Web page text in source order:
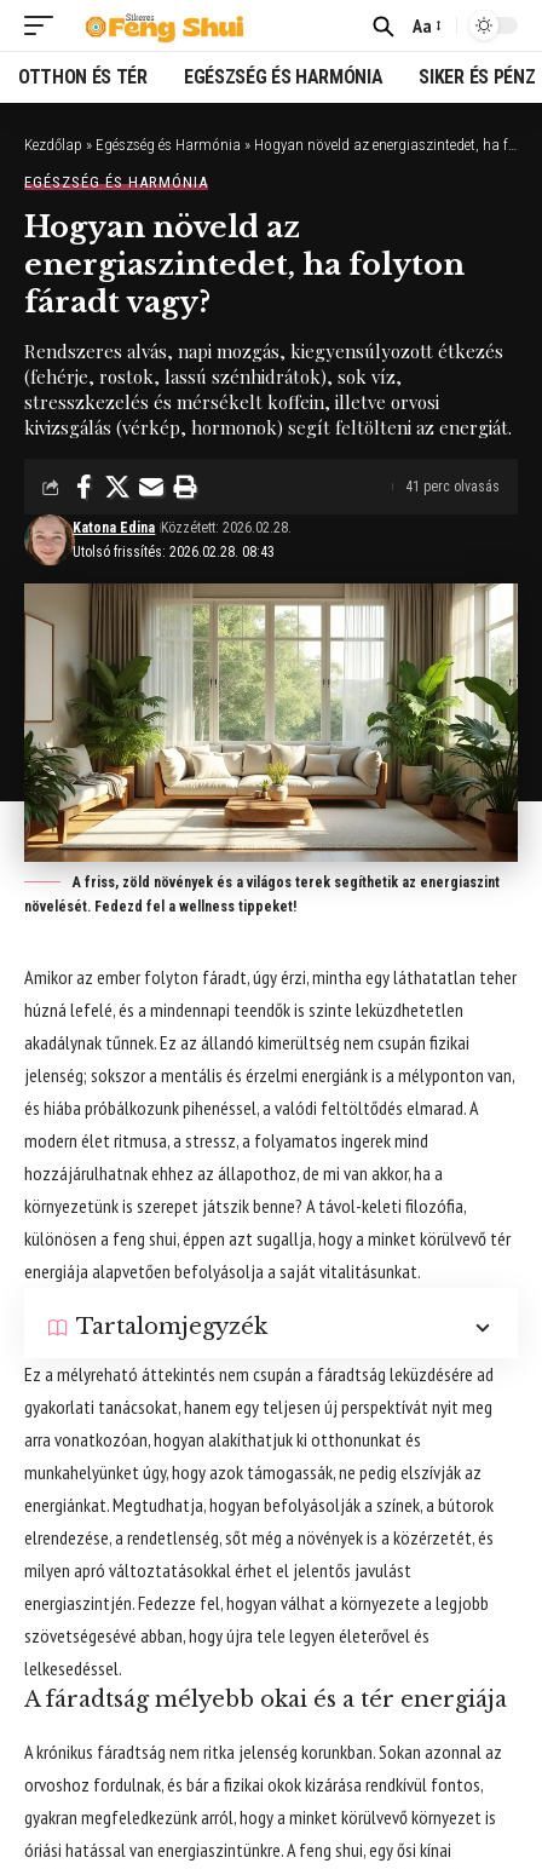
Font
Resizer
Aa
OTTHON ÉS TÉR EGÉSZSÉG ÉS HARMÓNIA SIKER ÉS PÉNZ
Kezdőlap » Egészség és Harmónia » Hogyan növeld az energiaszintedet, ha folyton fáradt vagy?
EGÉSZSÉG ÉS HARMÓNIA
Hogyan növeld az
energiaszintedet, ha folyton
fáradt vagy?
Rendszeres alvás, napi mozgás, kiegyensúlyozott étkezés
(fehérje, rostok, lassú szénhidrátok), sok víz,
stresszkezelés és mérsékelt koffein, illetve orvosi
kivizsgálás (vérkép, hormonok) segít feltölteni az energiát.
Utolsó frissítés: 2026.02.28. 08:43
Katona Edina Közzétett: 2026.02.28.
41 perc olvasás
A friss, zöld növények és a világos terek segíthetik az energiaszint
növelését. Fedezd fel a wellness tippeket!
Amikor az ember folyton fáradt, úgy érzi, mintha egy láthatatlan teher
húzná lefelé, és a mindennapi teendők is szinte leküzdhetetlen
akadálynak tűnnek. Ez az állandó kimerültség nem csupán fizikai
jelenség; sokszor a mentális és érzelmi energiánk is a mélyponton van,
és hiába próbálkozunk pihenéssel, a valódi feltöltődés elmarad. A
modern élet ritmusa, a stressz, a folyamatos ingerek mind
hozzájárulhatnak ehhez az állapothoz, de mi van akkor, ha a
környezetünk is szerepet játszik benne? A távol-keleti filozófia,
különösen a feng shui, éppen azt sugallja, hogy a minket körülvevő tér
energiája alapvetően befolyásolja a saját vitalitásunkat.
Tartalomjegyzék
Ez a mélyreható áttekintés nem csupán a fáradtság leküzdésére ad
gyakorlati tanácsokat, hanem egy teljesen új perspektívát nyit meg
arra vonatkozóan, hogyan alakíthatjuk ki otthonunkat és
munkahelyünket úgy, hogy azok támogassák, ne pedig elszívják az
energiánkat. Megtudhatja, hogyan befolyásolják a színek, a bútorok
elrendezése, a rendetlenség, sőt még a növények is a közérzetét, és
milyen apró változtatásokkal érhet el jelentős javulást
energiaszintjén. Fedezze fel, hogyan válhat a környezete a legjobb
szövetségesévé abban, hogy újra tele legyen életerővel és
lelkesedéssel.
A fáradtság mélyebb okai és a tér energiája
A krónikus fáradtság nem ritka jelenség korunkban. Sokan azonnal az
orvoshoz fordulnak, és bár a fizikai okok kizárása rendkívül fontos,
gyakran megfeledkezünk arról, hogy a minket körülvevő környezet is
óriási hatással van energiaszintünkre. A feng shui, egy ősi kínai